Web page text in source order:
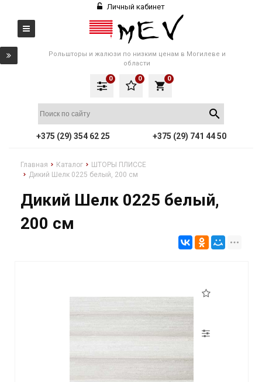
Личный кабинет
Рольшторы и жалюзи по низким ценам в Могилеве и
области
local_grocery_store
0
0
0
+375 (29) 354 62 25 +375 (29) 741 44 50
Главная Каталог
ШТОРЫ ПЛИССЕ
Дикий Шелк 0225 белый, 200 см
Дикий Шелк 0225 белый,
200 см